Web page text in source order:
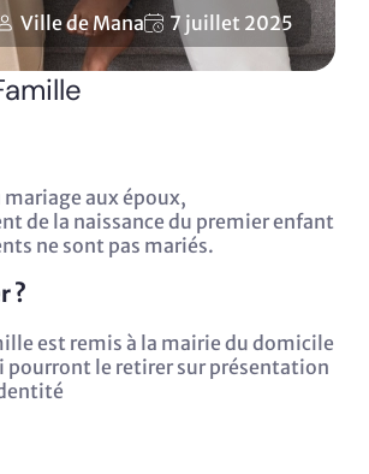
Ville de Mana 7 juillet 2025
mariage aux époux,
de la naissance du premier enfant
ne sont pas mariés.
?
est remis à la mairie du domicile
pourront le retirer sur présentation